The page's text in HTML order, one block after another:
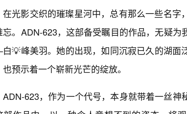
在光影交织的璀璨星河中，总有那么一些名字
忘。ADN-623，这部备受瞩目的作品，无疑
💡峰美羽。她的出现，如同沉寂已久的湖面
也预示着一个崭新光芒的绽放。
ADN-623，作为一个代号，本身就带着一丝